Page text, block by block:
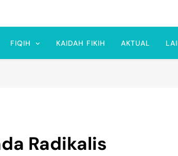
FIQIH KAIDAH FIKIH AKTUAL
Radikalis